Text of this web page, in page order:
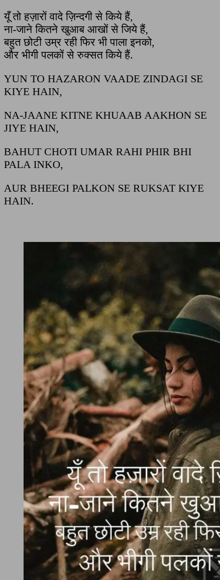
यूँ तो हज़ारों वादे ज़िन्दगी से किये हैं,
ना-जाने कितने खुआब आखों से जिये हैं,
बहुत छोटी उम्र रही फिर भी पाला इनको,
और भीगी पलकों से रुक्सत किये हैं.
YUN TO HAZARON VAADE ZINDAGI SE
KIYE HAIN,
NA-JAANE KITNE KHUAAB AAKHON SE
JIYE HAIN,
BAHUT CHOTI UMAR RAHI PHIR BHI
PALA INKO,
AUR BHEEGI PALKON SE RUKSAT KIYE
HAIN.